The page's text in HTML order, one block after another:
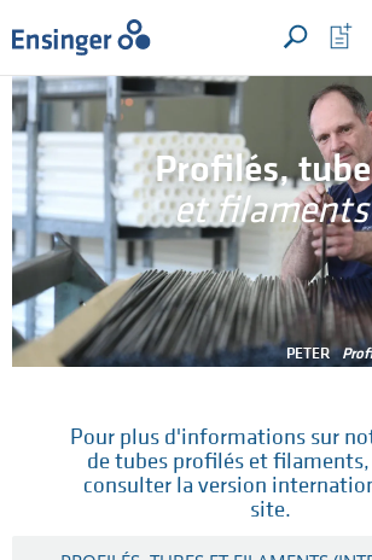
VOTRE DEMANDE
Accueil
Ouvrir
la
liste
de
favoris
Profilés,
et filaments
PETER
Pour plus d'informations sur
de tubes profilés et
consulter la version
site.